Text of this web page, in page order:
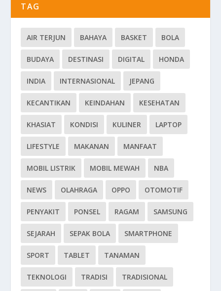
TAG
AIR TERJUN BAHAYA BASKET BOLA
BUDAYA DESTINASI DIGITAL HONDA
INDIA INTERNASIONAL JEPANG
KECANTIKAN KEINDAHAN KESEHATAN
KHASIAT KONDISI KULINER LAPTOP
LIFESTYLE MAKANAN MANFAAT
MOBIL LISTRIK MOBIL MEWAH NBA
NEWS OLAHRAGA OPPO OTOMOTIF
PENYAKIT PONSEL RAGAM SAMSUNG
SEJARAH SEPAK BOLA SMARTPHONE
SPORT TABLET TANAMAN
TEKNOLOGI TRADISI TRADISIONAL